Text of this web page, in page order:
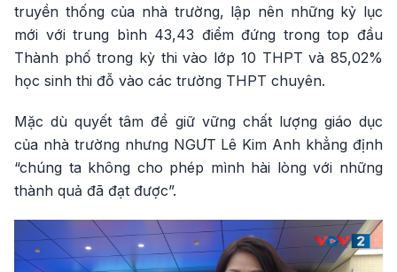
truyền thống của nhà trường, lập nên những kỷ lục
mới với trung bình 43,43 điểm đứng trong top đầu
Thành phố trong kỳ thi vào lớp 10 THPT và 85,02%
học sinh thi đỗ vào các trường THPT chuyên.
Mặc dù quyết tâm để giữ vững chất lượng giáo dục
của nhà trường nhưng NGƯT Lê Kim Anh khẳng định
“chúng ta không cho phép mình hài lòng với những
thành quả đã đạt được”.